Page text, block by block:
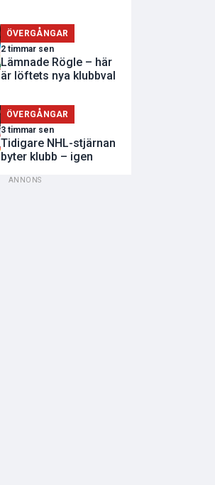
ÖVERGÅNGAR
2 timmar sen
Lämnade Rögle – här
är löftets nya klubbval
ÖVERGÅNGAR
3 timmar sen
Tidigare NHL-stjärnan
byter klubb – igen
ANNONS